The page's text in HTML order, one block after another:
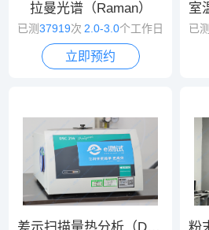
拉曼光谱（Raman）
已测37919次 2.0-3.0个工作日
立即预约
已测
差示扫描量热分析（DSC）